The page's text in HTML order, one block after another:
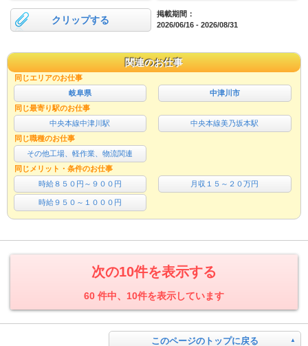
クリップする
掲載期間：
2026/06/16 - 2026/08/31
関連のお仕事
同じエリアのお仕事
岐阜県
中津川市
同じ最寄り駅のお仕事
中央本線中津川駅
中央本線美乃坂本駅
同じ職種のお仕事
その他工場、軽作業、物流関連
同じメリット・条件のお仕事
時給８５０円～９００円
月収１５～２０万円
時給９５０～１０００円
次の10件を表示する
60 件中、10件を表示しています
このページのトップに戻る